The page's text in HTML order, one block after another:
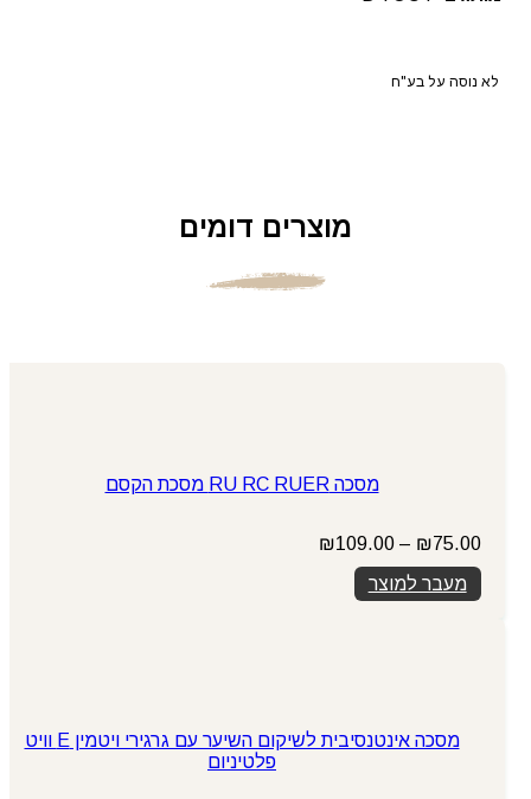
לא נוסה על בע"ח
מוצרים דומים
מסכה RU RC RUER מסכת הקסם
₪75.00
–
₪109.00
מעבר למוצר
מסכה אינטנסיבית לשיקום השיער עם גרגירי ויטמין E וויט
פלטיניום